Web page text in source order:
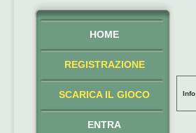
HOME
REGISTRAZIONE
SCARICA IL GIOCO
ENTRA
Info